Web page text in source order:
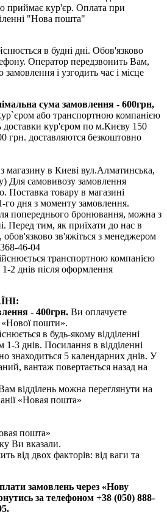
приймає кур'єр. Оплата при
"Нова пошта"
в будні дні. Обов'язково
Оператор передзвонить Вам,
і узгодить час і місце
сума замовлення - 600грн,
або транспортною компанією
доставки кур'єром по м.Києву 150
грн. доставляются безкоштовно
магазину в Киеві вул.Алматинська,
Для самовивозу замовлення
Поставка товару в магазині
го дня з моменту замовлення.
попереднього бронювання, можна з
Перед тим, як приїхати до нас в
зв'яжіться з менеджером
46-04
транспортною компанією
2 днів після оформлення
- 400грн. Ви оплачуєте
«Нової пошти».
в будь-якому відділенні
3 днів. Посилання в відділенні
знаходиться 5 календарних днів. У
вантаж повертається назад на
відділень можна переглянути на
«Новая пошта»
пошта»
Ви вказали.
від двох факторів: від ваги та
замовлень через «Нову
за телефоном +38 (050) 888-